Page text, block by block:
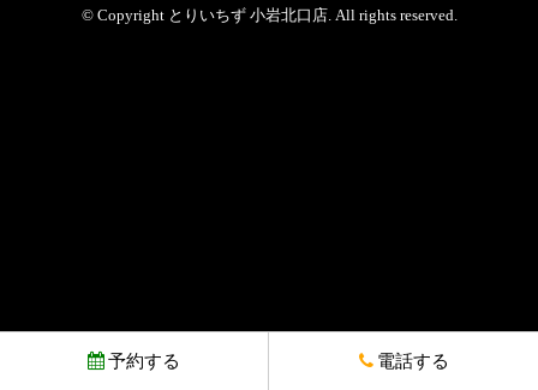
© Copyright とりいちず 小岩北口店. All rights reserved.
予約する 電話する